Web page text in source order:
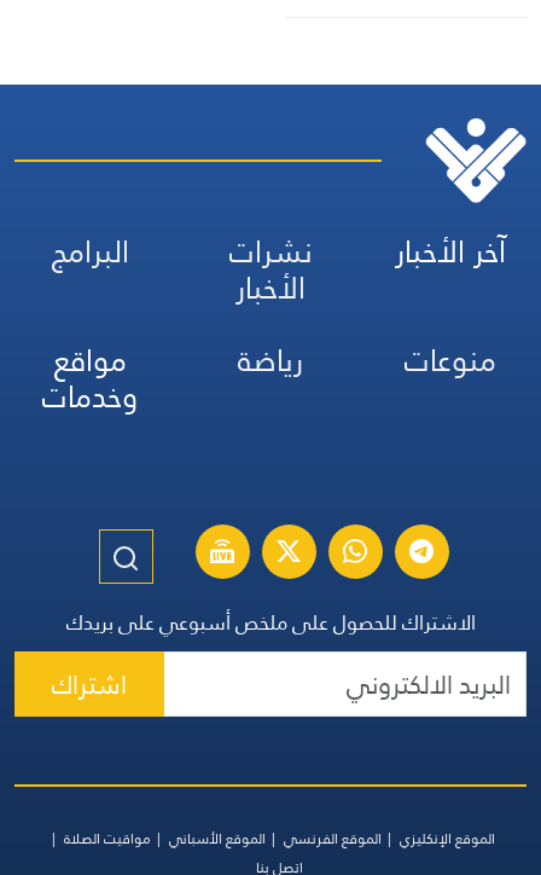
آخر الأخبار نشرات
الأخبار
البرامج
منوعات
رياضة مواقع
وخدمات
الاشتراك للحصول على ملخص أسبوعي على بريدك
اشتراك
الموقع الإنكليزي الموقع الفرنسي الموقع الأسباني
مواقيت الصلاة
اتصل بنا